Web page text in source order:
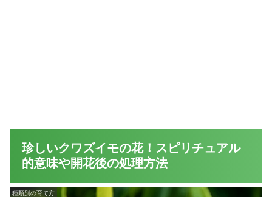
珍しいクワズイモの花！スピリチュアル
的意味や開花後の処理方法
種類別の育て方